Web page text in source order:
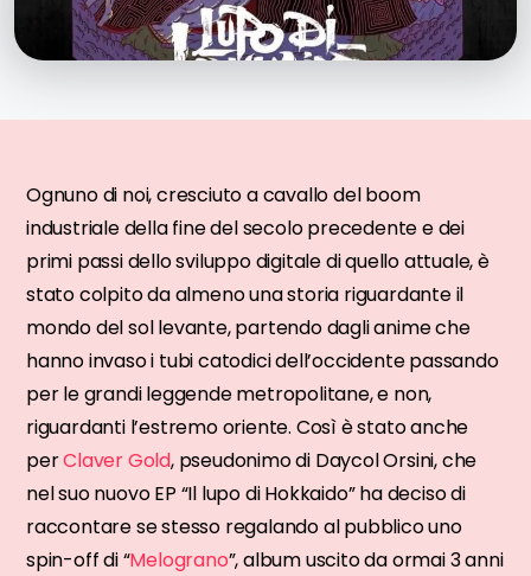
Ognuno di noi, cresciuto a cavallo del boom
industriale della fine del secolo precedente e dei
primi passi dello sviluppo digitale di quello attuale, è
stato colpito da almeno una storia riguardante il
mondo del sol levante, partendo dagli anime che
hanno invaso i tubi catodici dell’occidente passando
per le grandi leggende metropolitane, e non,
riguardanti l’estremo oriente. Così è stato anche
perClaver Gold, pseudonimo di Daycol Orsini, che
nel suo nuovo EP “Il lupo di Hokkaido” ha deciso di
raccontare se stesso regalando al pubblico uno
spin-off di “Melograno”, album uscito da ormai 3 anni